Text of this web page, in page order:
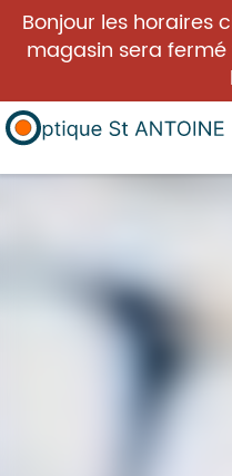
Bonjour les horaires
magasin sera